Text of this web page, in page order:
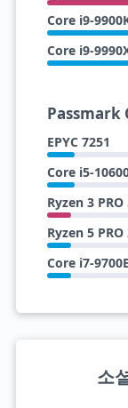
Core i9-
Core i9-
Passmark
EPYC 7251
Core i5-
Ryzen 3 PRO
Ryzen 5 PRO
Core i7-9700E
소